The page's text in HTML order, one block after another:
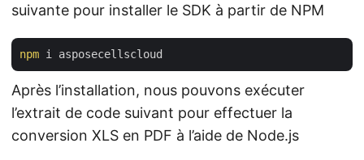
suivante pour installer le SDK à partir de NPM
npm
Après l’installation, nous pouvons exécuter
l’extrait de code suivant pour effectuer la
conversion XLS en PDF à l’aide de Node.js